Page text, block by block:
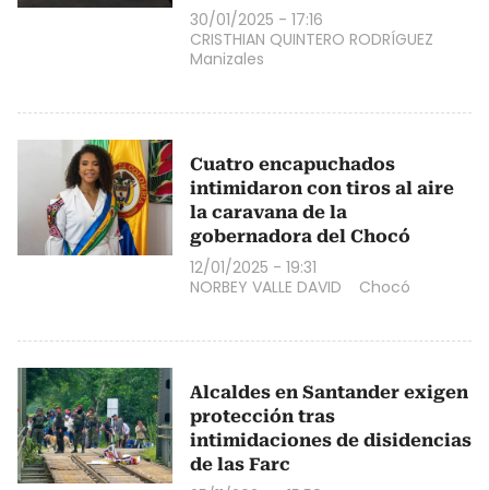
30/01/2025 - 17:16
CRISTHIAN QUINTERO RODRÍGUEZ
Manizales
Cuatro encapuchados
intimidaron con tiros al aire
la caravana de la
gobernadora del Chocó
12/01/2025 - 19:31
NORBEY VALLE DAVID
Chocó
Alcaldes en Santander exigen
protección tras
intimidaciones de disidencias
de las Farc